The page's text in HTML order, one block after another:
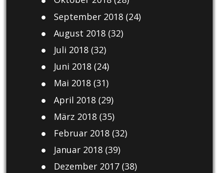
September 2018(24)
August 2018(32)
Juli 2018(32)
Juni 2018(24)
Mai 2018(31)
April 2018(29)
März 2018(35)
Februar 2018(32)
Januar 2018(39)
Dezember 2017(38)